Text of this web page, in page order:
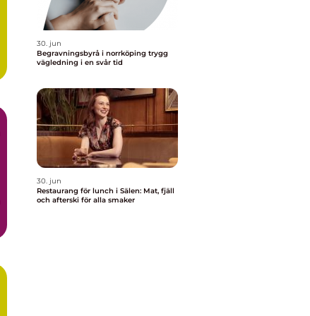
30. jun
Begravningsbyrå i norrköping trygg
vägledning i en svår tid
30. jun
Restaurang för lunch i Sälen: Mat, fjäll
och afterski för alla smaker